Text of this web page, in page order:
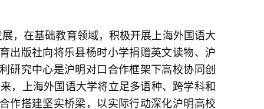
，在基础教育领域，积极开展上海外国语大
出版社向将乐县杨时小学捐赠英文读物、沪
研究中心是沪明对口合作框架下高校协同创
，上海外国语大学将立足多语种、跨学科和
作搭建坚实桥梁，以实际行动深化沪明高校